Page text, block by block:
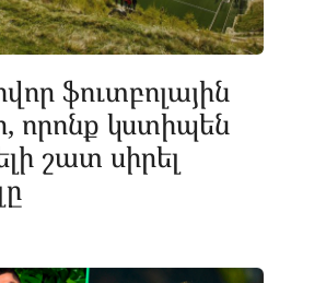
ֆուտբոլային
որոնք կստիպեն
շատ սիրել